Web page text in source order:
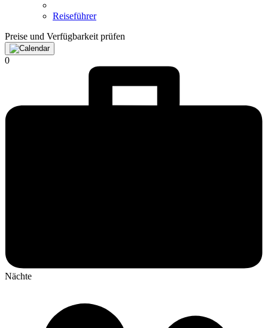
Reiseführer
Preise und Verfügbarkeit prüfen
0
Nächte